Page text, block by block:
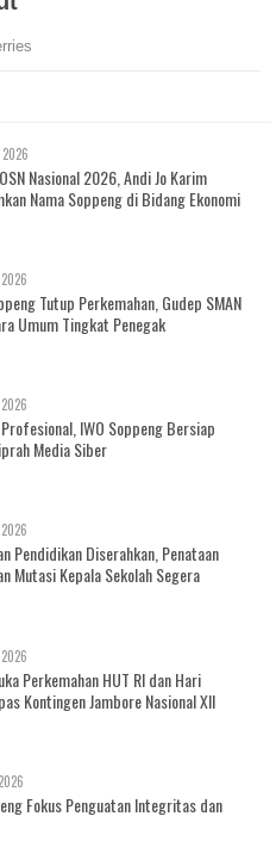
Nasional 2026, Andi Jo Karim
Nama Soppeng di Bidang Ekonomi
Tutup Perkemahan, Gudep SMAN
Umum Tingkat Penegak
IWO Soppeng Bersiap
Media Siber
Pendidikan Diserahkan, Penataan
Mutasi Kepala Sekolah Segera
Perkemahan HUT RI dan Hari
Kontingen Jambore Nasional XII
Fokus Penguatan Integritas dan